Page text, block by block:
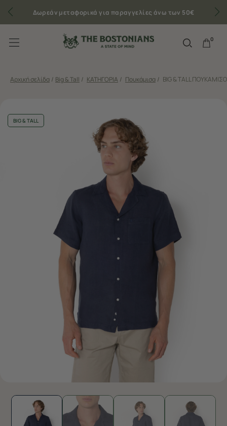
Δωρεάν μεταφορικά για παραγγελίες άνω των 50€
0
Αρχική σελίδα / Big & Tall / ΚΑΤΗΓΟΡΙΑ / Πουκάμισα / BIG & TALL
BIG & TALL